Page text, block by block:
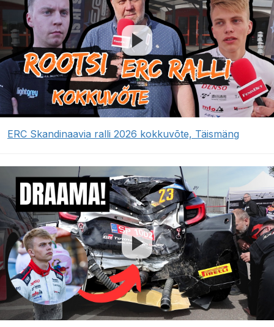
ERC Skandinaavia ralli 2026 kokkuvõte, Täismäng